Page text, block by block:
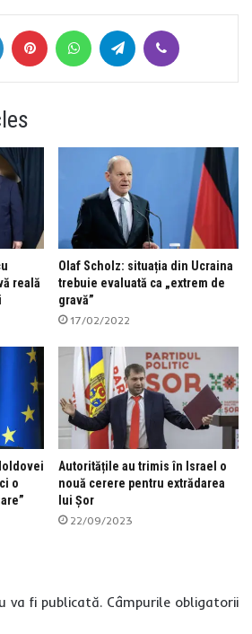
LinkedIn Pinterest WhatsAppTelegram
reală
Olaf Scholz: situația din Ucraina
trebuie evaluată ca „extrem de
gravă”
17/02/2022
o
Autoritățile au trimis în Israel o
nouă cerere pentru extrădarea
lui Șor
22/09/2023
va fi publicată. Câmpurile obligatorii